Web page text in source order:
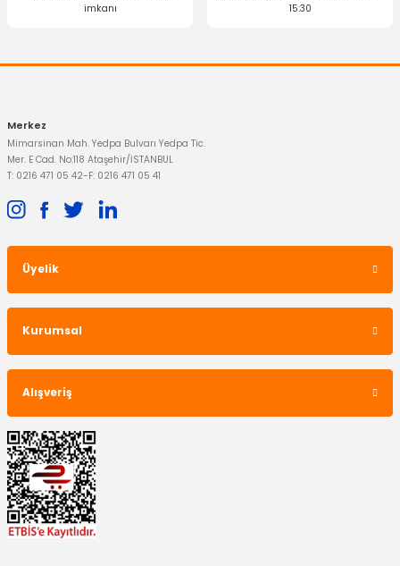
imkanı
15:30
Merkez
Mimarsinan Mah. Yedpa Bulvarı Yedpa Tic.
Mer. E Cad. No:118 Ataşehir/İSTANBUL
T: 0216 471 05 42-F: 0216 471 05 41
Üyelik
Kurumsal
Alışveriş